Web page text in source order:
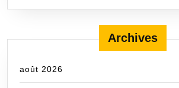
Archives
août 2026